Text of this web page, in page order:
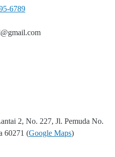
6789
2, No. 227, Jl. Pemuda No.
60271 (Google Maps)